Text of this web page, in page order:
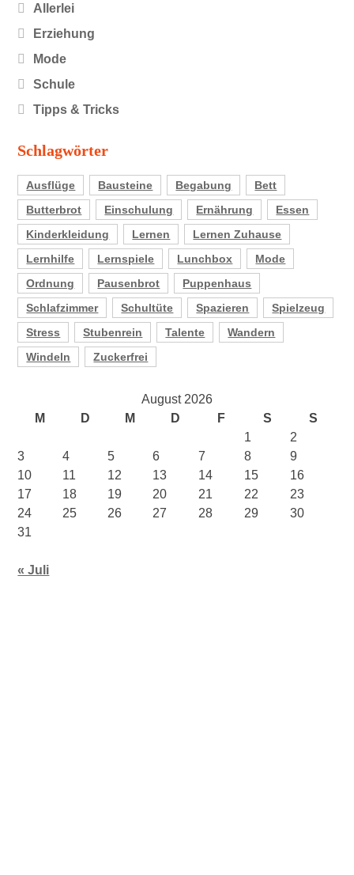
Allerlei
Erziehung
Mode
Schule
Tipps & Tricks
Schlagwörter
Ausflüge Bausteine Begabung
Bett
Butterbrot
Einschulung Ernährung
Essen
Kinderkleidung
Lernen
Lernen Zuhause
Lernhilfe
Lernspiele Lunchbox
Mode
Ordnung
Pausenbrot
Puppenhaus
Schlafzimmer
Schultüte Spazieren
Spielzeug
Stress
Stubenrein Talente
Wandern
Windeln
Zuckerfrei
August 2026
M
D M D F S
S
1
2
3
4 5 6 7 8
9
10
11 12 13 14 15
16
17
18 19 20 21 22
23
24
25 26 27 28 29
30
31
« Juli